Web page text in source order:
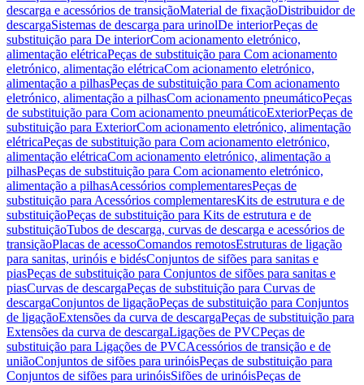
descarga e acessórios de transiçãoMaterial de fixaçãoDistribuidor de
descargaSistemas de descarga para urinolDe interiorPeças de
substituição para De interiorCom acionamento eletrónico,
alimentação elétricaPeças de substituição para Com acionamento
eletrónico, alimentação elétricaCom acionamento eletrónico,
alimentação a pilhasPeças de substituição para Com acionamento
eletrónico, alimentação a pilhasCom acionamento pneumáticoPeças
de substituição para Com acionamento pneumáticoExteriorPeças de
substituição para ExteriorCom acionamento eletrónico, alimentação
elétricaPeças de substituição para Com acionamento eletrónico,
alimentação elétricaCom acionamento eletrónico, alimentação a
pilhasPeças de substituição para Com acionamento eletrónico,
alimentação a pilhasAcessórios complementaresPeças de
substituição para Acessórios complementaresKits de estrutura e de
substituiçãoPeças de substituição para Kits de estrutura e de
substituiçãoTubos de descarga, curvas de descarga e acessórios de
transiçãoPlacas de acessoComandos remotosEstruturas de ligação
para sanitas, urinóis e bidésConjuntos de sifões para sanitas e
piasPeças de substituição para Conjuntos de sifões para sanitas e
piasCurvas de descargaPeças de substituição para Curvas de
descargaConjuntos de ligaçãoPeças de substituição para Conjuntos
de ligaçãoExtensões da curva de descargaPeças de substituição para
Extensões da curva de descargaLigações de PVCPeças de
substituição para Ligações de PVCAcessórios de transição e de
uniãoConjuntos de sifões para urinóisPeças de substituição para
Conjuntos de sifões para urinóisSifões de urinóisPeças de